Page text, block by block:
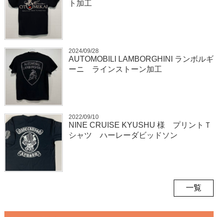
ト加工
2024/09/28
AUTOMOBILI LAMBORGHINI ランボルギ
ーニ ラインストーン加工
2022/09/10
NINE CRUISE KYUSHU 様 プリントＴ
シャツ ハーレーダビッドソン
一覧